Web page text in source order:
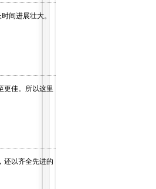
间进展壮大。
更佳。所以这里
还以齐全先进的